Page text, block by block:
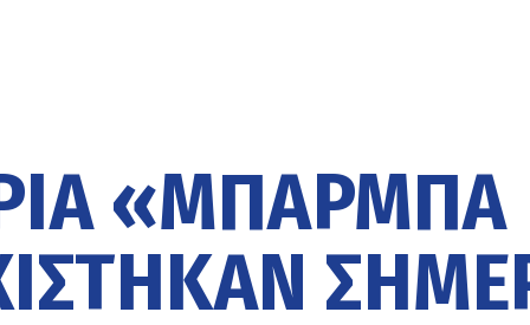
«ΜΠΆΡΜΠΑ